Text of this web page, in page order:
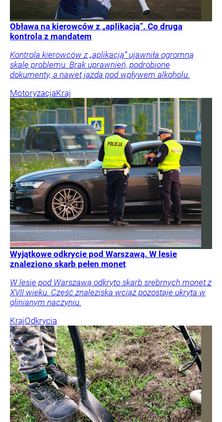
Obława na kierowców z „aplikacją”. Co druga
kontrola z mandatem
Kontrola kierowców z „aplikacją” ujawniła ogromną
skalę problemu. Brak uprawnień, podrobione
dokumenty, a nawet jazda pod wpływem alkoholu.
MotoryzacjaKraj
Wyjątkowe odkrycie pod Warszawą. W lesie
znaleziono skarb pełen monet
W lesie pod Warszawą odkryto skarb srebrnych monet z
XVII wieku. Część znaleziska wciąż pozostaje ukryta w
glinianym naczyniu.
KrajOdkrycia